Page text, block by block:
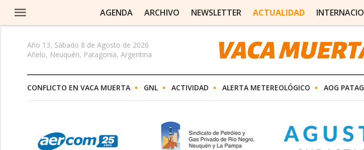
AGENDA ARCHIVO NEWSLETTER ACTUALIDAD
Año 13, Sábado 8 de Agosto de 2026
Añelo, Neuquén, Patagonia, Argentina
CONFLICTO EN VACA MUERTA GNL ACTIVIDAD ALERTA METEREOLÓGICO AOG